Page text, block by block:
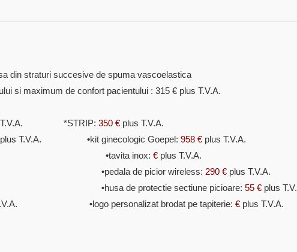
din straturi succesive de spuma vascoelastica
si maximum de confort pacientului : 315 € plus T.V.A.
T.V.A. *STRIP: 350 € plus T.V.A.
plus T.V.A. •kit ginecologic Goepel: 958 € plus T.V.A.
•tavita inox: € plus T.V.A.
•pedala de picior wireless: 290 € plus T.V.A.
T.V.A. •husa de protectie sectiune picioare: 55 € plus
T.V.A. •logo personalizat brodat pe tapiterie: € plus T.V.A.